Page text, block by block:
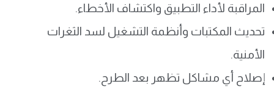
المراقبة لأداء التطبيق واكتشاف الأخطاء.
تحديث المكتبات وأنظمة التشغيل لسد الثغرات
الأمنية.
إصلاح أي مشاكل تظهر بعد الطرح.